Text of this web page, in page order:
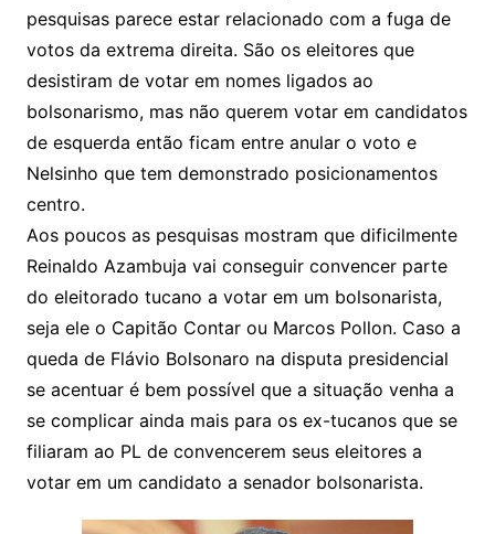
pesquisas parece estar relacionado com a fuga de
votos da extrema direita. São os eleitores que
desistiram de votar em nomes ligados ao
bolsonarismo, mas não querem votar em candidatos
de esquerda então ficam entre anular o voto e
Nelsinho que tem demonstrado posicionamentos
centro.
Aos poucos as pesquisas mostram que dificilmente
Reinaldo Azambuja vai conseguir convencer parte
do eleitorado tucano a votar em um bolsonarista,
seja ele o Capitão Contar ou Marcos Pollon. Caso a
queda de Flávio Bolsonaro na disputa presidencial
se acentuar é bem possível que a situação venha a
se complicar ainda mais para os ex-tucanos que se
filiaram ao PL de convencerem seus eleitores a
votar em um candidato a senador bolsonarista.